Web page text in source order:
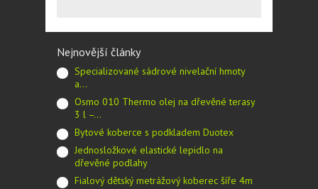
Nejnovější články
Specializované sádrové nivelační hmoty
a…
Osmo 010 Thermo olej na dřevěné terasy
3 l –…
Bytové koberce s podkladem Duotex
Jednosložkové elastické lepidlo na
dřevěné podlahy
Fialový dětský metrážový koberec šíře 4m